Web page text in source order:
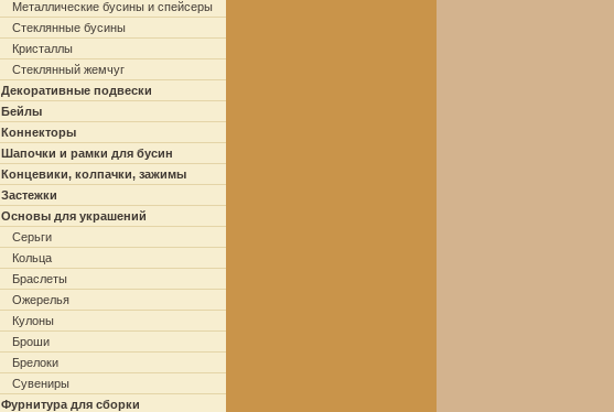
Металлические бусины и спейсеры
Стеклянные бусины
Кристаллы
Стеклянный жемчуг
Декоративные подвески
Бейлы
Коннекторы
Шапочки и рамки для бусин
Концевики, колпачки, зажимы
Застежки
Основы для украшений
Серьги
Кольца
Браслеты
Ожерелья
Кулоны
Броши
Брелоки
Сувениры
Фурнитура для сборки